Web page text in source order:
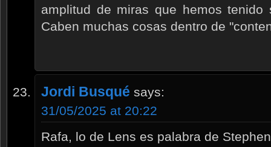
amplitud de miras que hemos tenido
Caben muchas cosas dentro de
Jordi Busqué says:
31/05/2025 at 20:22
Rafa, lo de Lens es palabra de